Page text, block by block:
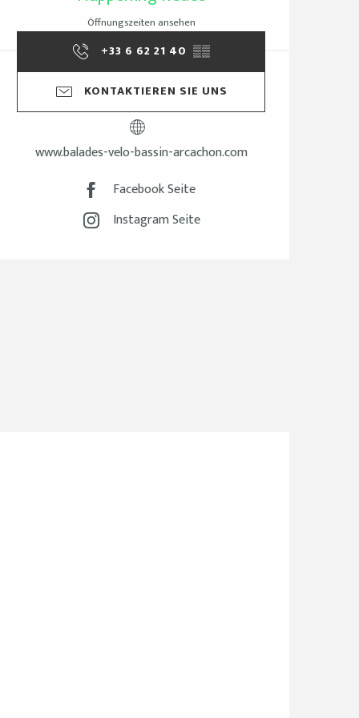
Öffnungszeiten ansehen
+33 6 62 21 40 ▒▒
KONTAKTIEREN SIE UNS
www.balades-velo-bassin-arcachon.com
Facebook Seite
Instagram Seite